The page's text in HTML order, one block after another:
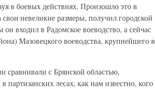
в боевых действиях. Произошло это в
невеликие размеры, получил городской
входил в Радомское воеводство, а сейчас
Мазовецкого воеводства, крупнейшего в
сравнивали с Брянской областью,
лесах, как нам известно, кого